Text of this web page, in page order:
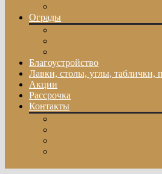
Ограды
Благоустройство
Лавки, столы, углы, таблички,
Акции
Рассрочка
Контакты